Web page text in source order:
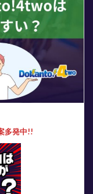
多発中!!